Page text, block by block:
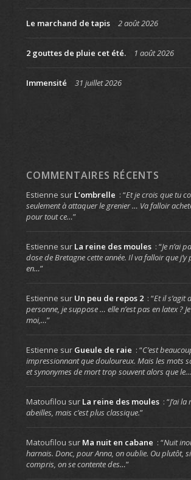
Le marchand de tapis 2 août 2026
2 gouttes de pluie cet été. 1 août 2026
Immensité 31 juillet 2026
COMMENTAIRES RÉCENTS
Estienne sur L’ombrelle : “Et je crois que tu
seulement à attaquer le grenier … Va falloir
pour tout ce…”
Estienne sur La reine des moules : “Je n’ai
dose de Bretagne cette année. Il va falloir que j’y
en…”
Estienne sur Un peu de repos 2 : “Et il s’agit
personne, je suppose … elle n’est pas en latex ?
moi,…”
Estienne sur Gueule de raie : “C’est
impressionnant que douloureux. Mais les mots
et synonymes de mort trop souvent alors que le…
Matoufilou sur La reine des moules : “J’ai
abeilles, mais c’est plus classique.”
Matoufilou sur Ma nuit en cabane : “Nuit
harnais. Donc, pour Anna, on oublie. Ou plutôt, si
compris, on se contente des…”